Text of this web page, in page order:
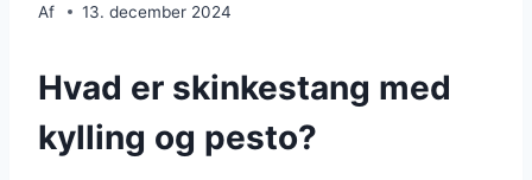
Af 13. december 2024
Hvad er skinkestang med
kylling og pesto?